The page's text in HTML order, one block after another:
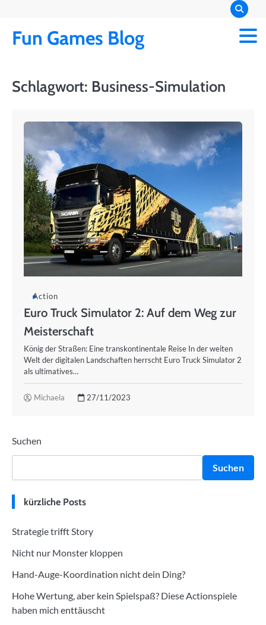
content
Fun Games Blog
Schlagwort: Business-Simulation
Action
Euro Truck Simulator 2: Auf dem Weg zur
Meisterschaft
König der Straßen: Eine transkontinentale Reise In der weiten
Welt der digitalen Landschaften herrscht Euro Truck Simulator 2
als ultimatives…
Michaela 27/11/2023
Suchen
Suchen
kürzliche Posts
Strategie trifft Story
Nicht nur Monster kloppen
Hand-Auge-Koordination nicht dein Ding?
Hohe Wertung, aber kein Spielspaß? Diese Actionspiele
haben mich enttäuscht